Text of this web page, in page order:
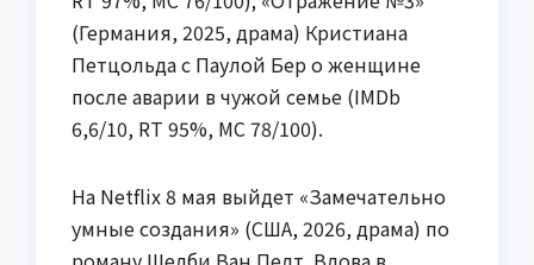
(Германия, 2025, драма) Кристиана
Петцольда с Паулой Бер о женщине
после аварии в чужой семье (IMDb
6,6/10, RT 95%, MC 78/100).
На Netflix 8 мая выйдет «Замечательно
умные создания» (США, 2026, драма) по